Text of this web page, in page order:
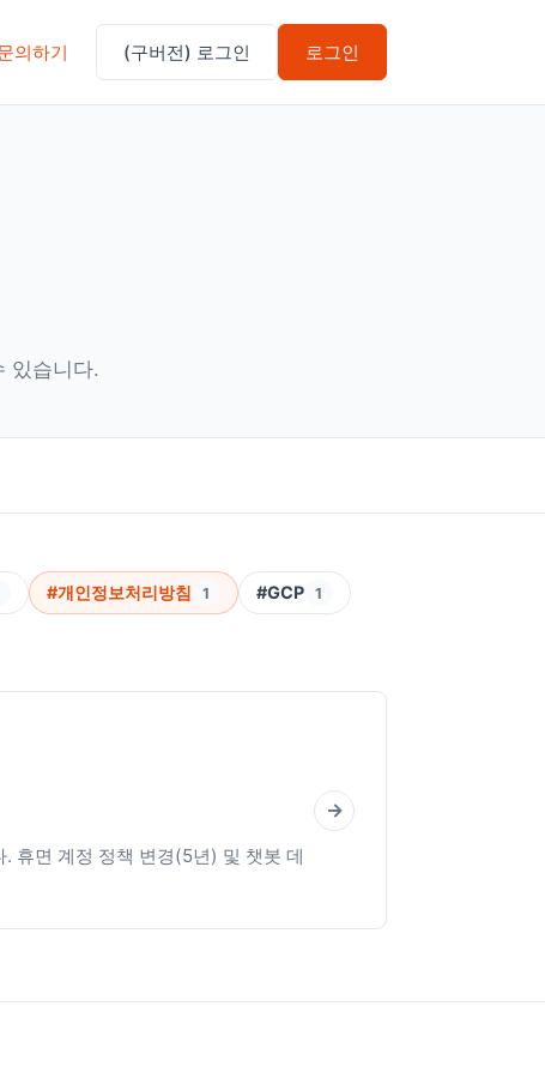
의하기 (구버전) 로그인 로그인
있습니다.
#개인정보처리방침 1 #GCP 1
휴면 계정 정책 변경(5년) 및 챗봇 데
→